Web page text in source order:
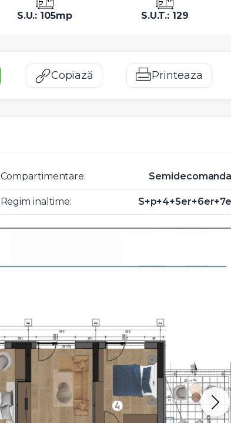
S.U.: 105mp S.U.T.: 129
Copiază Printeaza
Compartimentare:
Regim inaltime: